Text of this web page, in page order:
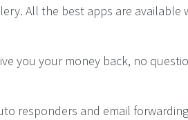
All the best apps are available
you your money back, no
responders and email